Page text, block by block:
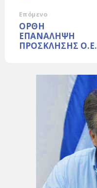
Επόμενο
ΟΡΘΗ
ΕΠΑΝΑΛΗΨΗ
ΠΡΟΣΚΛΗΣΗΣ Ο.Ε.